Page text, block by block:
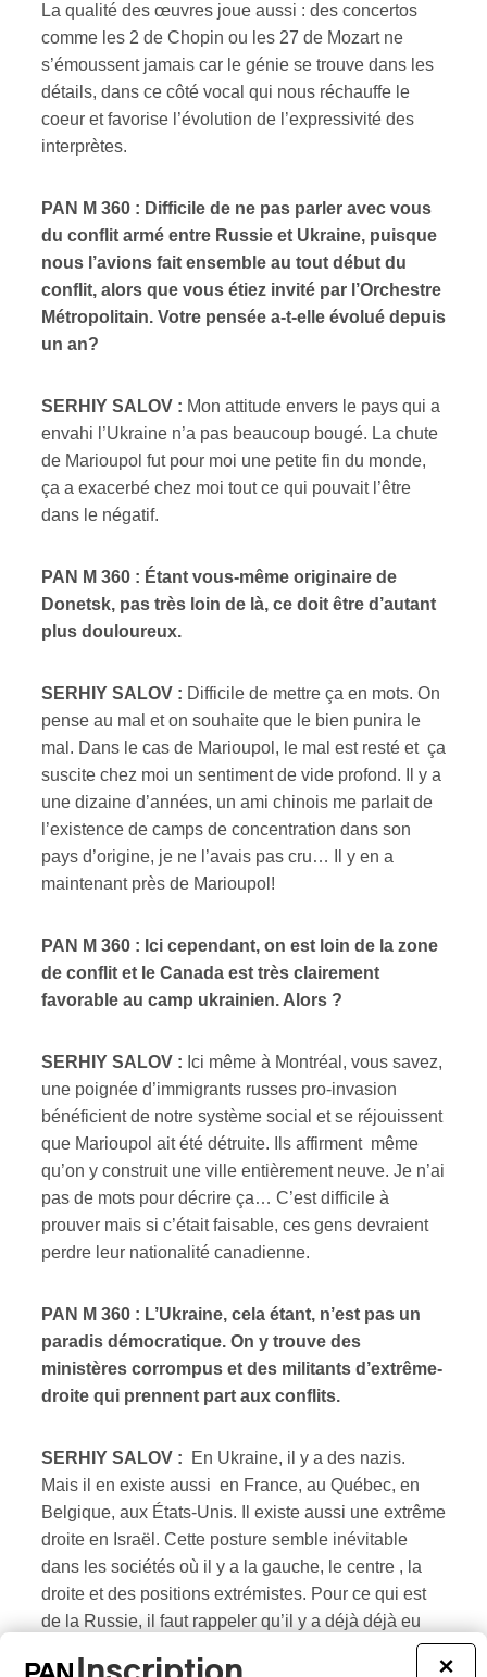
La qualité des œuvres joue aussi : des concertos
comme les 2 de Chopin ou les 27 de Mozart ne
s’émoussent jamais car le génie se trouve dans les
détails, dans ce côté vocal qui nous réchauffe le
coeur et favorise l’évolution de l’expressivité des
interprètes.
PAN M 360 : Difficile de ne pas parler avec vous
du conflit armé entre Russie et Ukraine, puisque
nous l’avions fait ensemble au tout début du
conflit, alors que vous étiez invité par l’Orchestre
Métropolitain. Votre pensée a-t-elle évolué depuis
un an?
SERHIY SALOV : Mon attitude envers le pays qui a
envahi l’Ukraine n’a pas beaucoup bougé. La chute
de Marioupol fut pour moi une petite fin du monde,
ça a exacerbé chez moi tout ce qui pouvait l’être
dans le négatif.
PAN M 360 : Étant vous-même originaire de
Donetsk, pas très loin de là, ce doit être d’autant
plus douloureux.
SERHIY SALOV : Difficile de mettre ça en mots. On
pense au mal et on souhaite que le bien punira le
mal. Dans le cas de Marioupol, le mal est resté et ça
suscite chez moi un sentiment de vide profond. Il y a
une dizaine d’années, un ami chinois me parlait de
l’existence de camps de concentration dans son
pays d’origine, je ne l’avais pas cru… Il y en a
maintenant près de Marioupol!
PAN M 360 : Ici cependant, on est loin de la zone
de conflit et le Canada est très clairement
favorable au camp ukrainien. Alors ?
SERHIY SALOV : Ici même à Montréal, vous savez,
une poignée d’immigrants russes pro-invasion
bénéficient de notre système social et se réjouissent
que Marioupol ait été détruite. Ils affirment même
qu’on y construit une ville entièrement neuve. Je n’ai
pas de mots pour décrire ça… C’est difficile à
prouver mais si c’était faisable, ces gens devraient
perdre leur nationalité canadienne.
PAN M 360 : L’Ukraine, cela étant, n’est pas un
paradis démocratique. On y trouve des
ministères corrompus et des militants d’extrême-
droite qui prennent part aux conflits.
SERHIY SALOV : En Ukraine, il y a des nazis.
Mais il en existe aussi en France, au Québec, en
Belgique, aux États-Unis. Il existe aussi une extrême
droite en Israël. Cette posture semble inévitable
dans les sociétés où il y a la gauche, le centre , la
droite et des positions extrémistes. Pour ce qui est
de la Russie, il faut rappeler qu’il y a déjà déjà eu
des néo-nazis également. Des gens de couleurs se
×